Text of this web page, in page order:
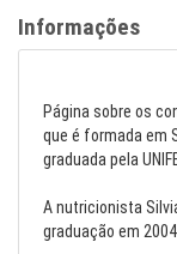
Informações
Página sobre os
que é formada em
graduada pela
A nutricionista
graduação em 2004.